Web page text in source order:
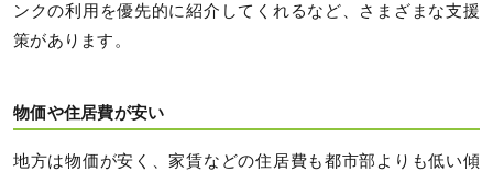
ンクの利用を優先的に紹介してくれるなど、さまざまな支援
策があります。
物価や住居費が安い
地方は物価が安く、家賃などの住居費も都市部よりも低い傾